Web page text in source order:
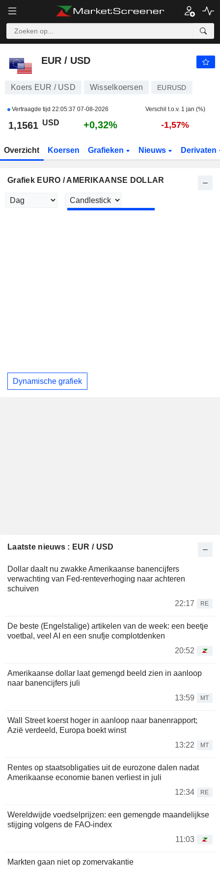
EUR / USD
EUR / USD
Koers EUR / USD Wisselkoersen EURUSD
Vertraagde tijd 22:05:37 07-08-2026 Verschil t.o.v. 1 jan (%)
1,1561 USD +0,32% -1,57%
Overzicht Koersen Grafieken Nieuws Derivaten
Grafiek EURO / AMERIKAANSE DOLLAR
Dynamische grafiek
Laatste nieuws : EUR / USD
Dollar daalt nu zwakke Amerikaanse banencijfers
verwachting van Fed-renteverhoging naar achteren
schuiven
22:17
RE
De beste (Engelstalige) artikelen van de week: een beetje
voetbal, veel AI en een snufje complotdenken
20:52
Amerikaanse dollar laat gemengd beeld zien in aanloop
naar banencijfers juli
13:59
MT
Wall Street koerst hoger in aanloop naar banenrapport;
Azië verdeeld, Europa boekt winst
13:22
MT
Rentes op staatsobligaties uit de eurozone dalen nadat
Amerikaanse economie banen verliest in juli
12:34
RE
Wereldwijde voedselprijzen: een gemengde maandelijkse
stijging volgens de FAO-index
11:03
Markten gaan niet op zomervakantie